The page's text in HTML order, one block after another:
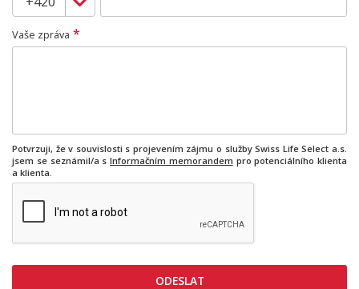
Vaše zpráva *
Potvrzuji, že v souvislosti s projevením zájmu o služby Swiss Life Select a.s.
jsem se seznámil/a s Informačním memorandem pro potenciálního klienta
a klienta.